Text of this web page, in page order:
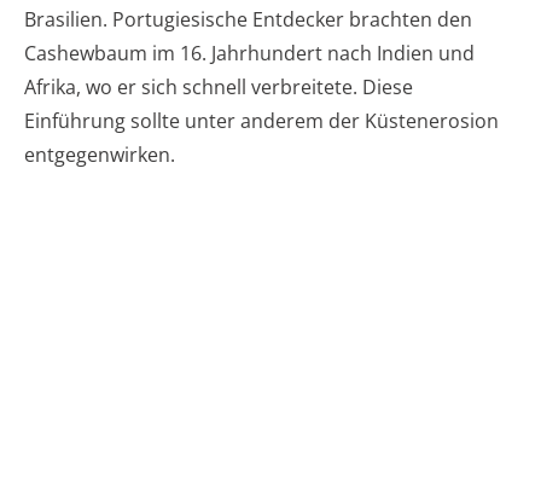
Brasilien. Portugiesische Entdecker brachten den
Cashewbaum im 16. Jahrhundert nach Indien und
Afrika, wo er sich schnell verbreitete. Diese
Einführung sollte unter anderem der Küstenerosion
entgegenwirken.